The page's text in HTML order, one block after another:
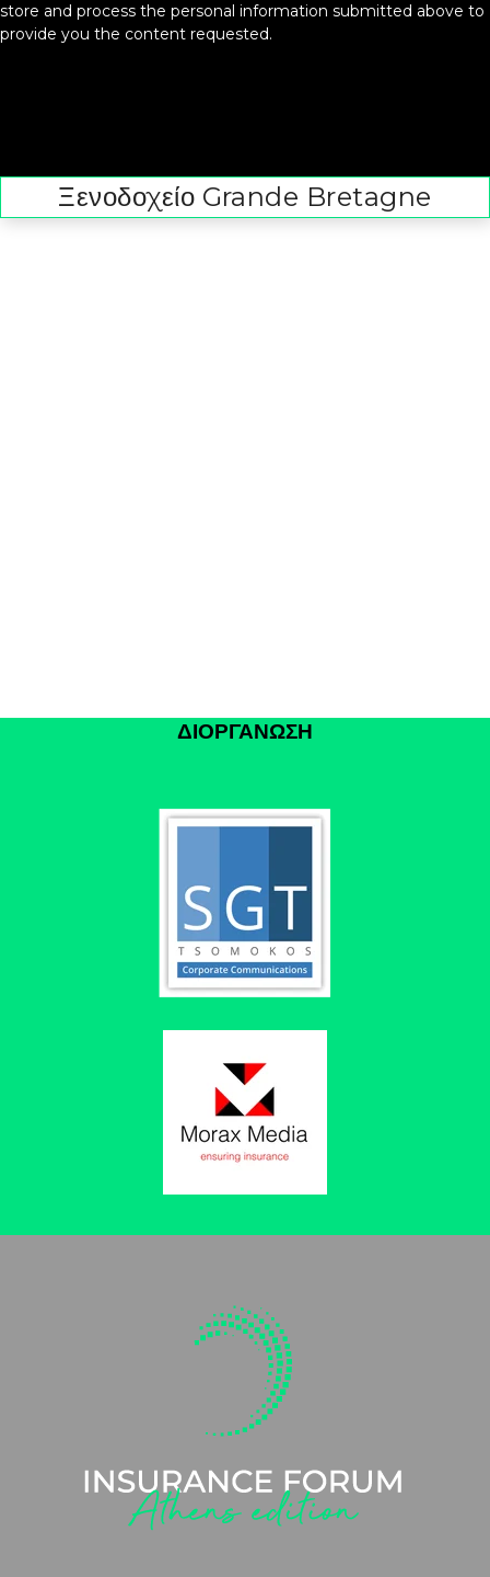
store and process the personal information submitted above to
provide you the content requested.
Ξενοδοχείο Grande Bretagne
ΔΙΟΡΓΑΝΩΣΗ